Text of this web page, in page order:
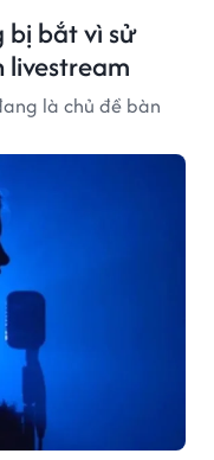
bị bắt vì sử
là chủ đề bàn